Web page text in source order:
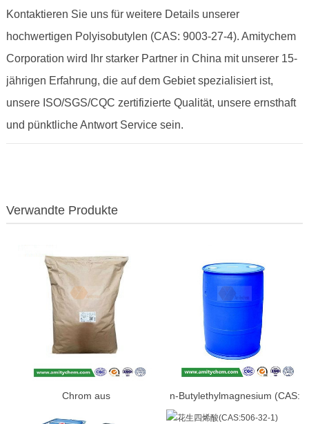
Kontaktieren Sie uns für weitere Details unserer
hochwertigen Polyisobutylen (CAS: 9003-27-4). Amitychem
Corporation wird Ihr starker Partner in China mit unserer 15-
jährigen Erfahrung, die auf dem Gebiet spezialisiert ist,
unsere ISO/SGS/CQC zertifizierte Qualität, unsere ernsthaft
und pünktliche Antwort Service sein.
Verwandte Produkte
Chrom aus
n-Butylethylmagnesium (CAS:
62202-86-2)